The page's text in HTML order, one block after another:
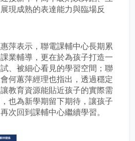
現成熟的表達能力與臨場反
萍表示，聯電課輔中心長期累
業輔導，更在於為孩子打造一
、被細心看見的學習空間；聯
何蕙萍經理也指出，透過穩定
教育資源能貼近孩子的實際需
也為新學期留下期待，讓孩子
次回到課輔中心繼續學習。